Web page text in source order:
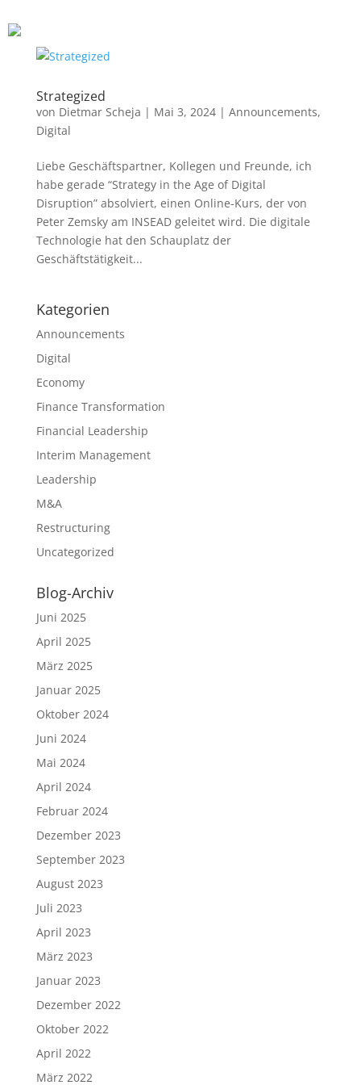
Leadership Principles
Contact
About me
Strategized
von Dietmar Scheja | Mai 3, 2024| Announcements,
Digital
Liebe Geschäftspartner, Kollegen und Freunde, ich
habe gerade “Strategy in the Age of Digital
Disruption” absolviert, einen Online-Kurs, der von
Peter Zemsky am INSEAD geleitet wird. Die digitale
Technologie hat den Schauplatz der
Geschäftstätigkeit...
Kategorien
Announcements
Digital
Economy
Finance Transformation
Financial Leadership
Interim Management
Leadership
M&A
Restructuring
Uncategorized
Blog-Archiv
Juni 2025
April 2025
März 2025
Januar 2025
Oktober 2024
Juni 2024
Mai 2024
April 2024
Februar 2024
Dezember 2023
September 2023
August 2023
Juli 2023
April 2023
März 2023
Januar 2023
Dezember 2022
Oktober 2022
April 2022
März 2022